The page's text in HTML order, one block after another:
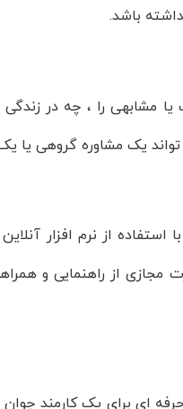
باشد.
مشابهی را ، چه در
یک مشاوره گروهی یا
استفاده از نرم افزار
از راهنمایی و
ای برای یک کارمند جوان